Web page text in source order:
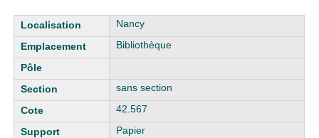
Liste des exemplaires
Nancy
Bibliothèque
sans section
42.567
Papier